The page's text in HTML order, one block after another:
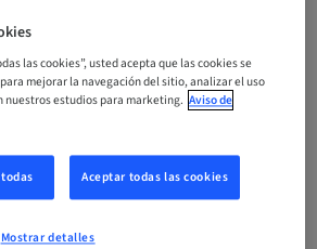
las cookies”, usted acepta que las cookies se
mejorar la navegación del sitio, analizar el uso
nuestros estudios para marketing. Aviso de
Aceptar todas las cookies
Mostrar detalles